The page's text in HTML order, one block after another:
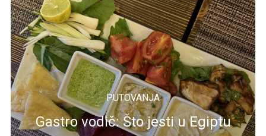
PUTOVANJA
Gastro vodič: Što jesti u Egiptu